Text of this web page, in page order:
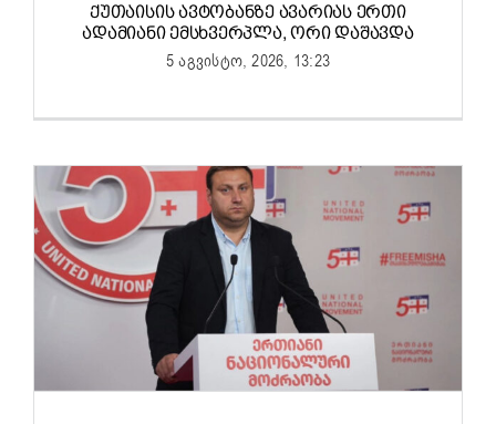
ᲥᲣᲗᲐᲘᲡᲘᲡ ᲐᲕᲢᲝᲑᲐᲜᲖᲔ ᲐᲕᲐᲠᲘᲐᲡ ᲔᲠᲗᲘ
ᲐᲓᲐᲛᲘᲐᲜᲘ ᲔᲛᲡᲮᲕᲔᲠᲞᲚᲐ, ᲝᲠᲘ ᲓᲐᲨᲐᲕᲓᲐ
5 აგვისტო, 2026, 13:23